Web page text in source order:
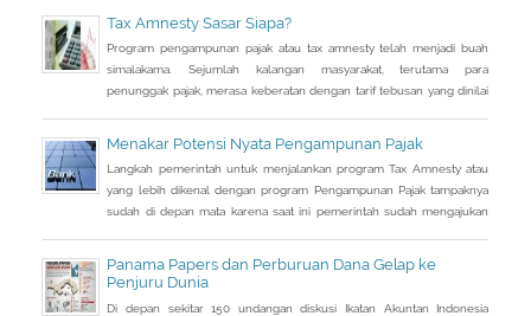
Tax Amnesty Sasar Siapa?
Program pengampunan pajak atau tax amnesty telah menjadi buah
simalakama. Sejumlah kalangan masyarakat, terutama para
penunggak pajak, merasa keberatan dengan tarif tebusan yang dinilai
Menakar Potensi Nyata Pengampunan Pajak
Langkah pemerintah untuk menjalankan program Tax Amnesty atau
yang lebih dikenal dengan program Pengampunan Pajak tampaknya
sudah di depan mata karena saat ini pemerintah sudah mengajukan
disahkan di akhir bulan ini. Artinya program pengampunan pajak
Panama Papers dan Perburuan Dana Gelap ke
Penjuru Dunia
Di depan sekitar 150 undangan diskusi Ikatan Akuntan Indonesia